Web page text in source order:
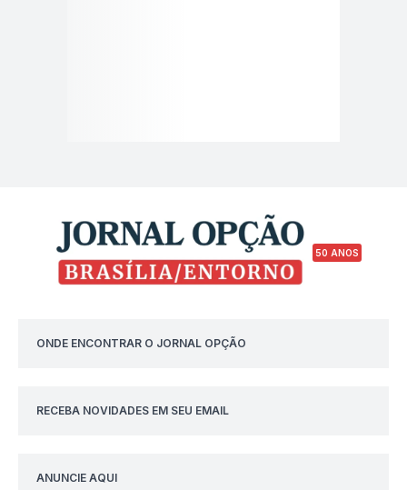
50 ANOS
ONDE ENCONTRAR O JORNAL OPÇÃO
RECEBA NOVIDADES EM SEU EMAIL
ANUNCIE AQUI